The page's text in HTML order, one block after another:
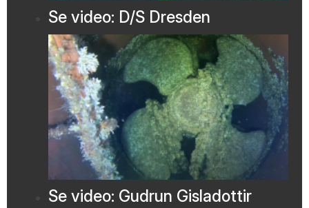
Se video: D/S Dresden
Se video: Gudrun Gisladottir